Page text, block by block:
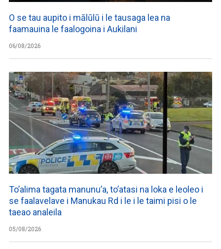
O se tau aupito i mālūlū i le tausaga lea na
faamauina le faalogoina i Aukilani
06/08/2026
To’alima tagata manunu’a, to’atasi na loka e leoleo i
se faalavelave i Manukau Rd i le i le taimi pisi o le
taeao analeila
05/08/2026